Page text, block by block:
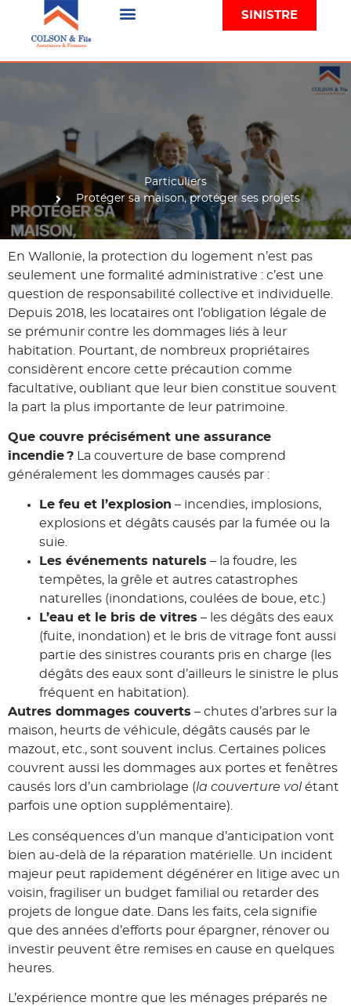
SINISTRE
Particuliers
Protéger sa maison, protéger ses projets
En Wallonie, la protection du logement n’est pas
seulement une formalité administrative : c’est une
question de responsabilité collective et individuelle.
Depuis 2018, les locataires ont l’obligation légale de
se prémunir contre les dommages liés à leur
habitation. Pourtant, de nombreux propriétaires
considèrent encore cette précaution comme
facultative, oubliant que leur bien constitue souvent
la part la plus importante de leur patrimoine.
Que couvre précisément une assurance
incendie? La couverture de base comprend
généralement les dommages causés par :
Le feu et l’explosion – incendies, implosions,
explosions et dégâts causés par la fumée ou la
suie.
Les événements naturels – la foudre, les
tempêtes, la grêle et autres catastrophes
naturelles (inondations, coulées de boue, etc.)
L’eau et le bris de vitres – les dégâts des eaux
(fuite, inondation) et le bris de vitrage font aussi
partie des sinistres courants pris en charge (les
dégâts des eaux sont d’ailleurs le sinistre le plus
fréquent en habitation).
Autres dommages couverts – chutes d’arbres sur la
maison, heurts de véhicule, dégâts causés par le
mazout, etc., sont souvent inclus. Certaines polices
couvrent aussi les dommages aux portes et fenêtres
causés lors d’un cambriolage (la couverture vol étant
parfois une option supplémentaire).
Les conséquences d’un manque d’anticipation vont
bien au-delà de la réparation matérielle. Un incident
majeur peut rapidement dégénérer en litige avec un
voisin, fragiliser un budget familial ou retarder des
projets de longue date. Dans les faits, cela signifie
que des années d’efforts pour épargner, rénover ou
investir peuvent être remises en cause en quelques
heures.
L’expérience montre que les ménages préparés ne